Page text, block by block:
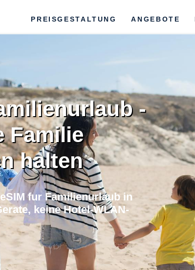
PREISGESTALTUNG ANGEBOTE
-
Familie
halten
fur Familienurlaub in
keine Hotel-WLAN-